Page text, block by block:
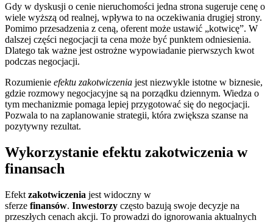
Gdy w dyskusji o cenie nieruchomości jedna strona sugeruje cenę o
wiele wyższą od realnej, wpływa to na oczekiwania drugiej strony.
Pomimo przesadzenia z ceną, oferent może ustawić „kotwicę”. W
dalszej części negocjacji ta cena może być punktem odniesienia.
Dlatego tak ważne jest ostrożne wypowiadanie pierwszych kwot
podczas negocjacji.
Rozumienie efektu zakotwiczenia jest niezwykle istotne w biznesie,
gdzie rozmowy negocjacyjne są na porządku dziennym. Wiedza o
tym mechanizmie pomaga lepiej przygotować się do negocjacji.
Pozwala to na zaplanowanie strategii, która zwiększa szanse na
pozytywny rezultat.
Wykorzystanie efektu zakotwiczenia w
finansach
Efekt zakotwiczenia jest widoczny w
sferze finansów. Inwestorzy często bazują swoje decyzje na
przeszłych cenach akcji. To prowadzi do ignorowania aktualnych